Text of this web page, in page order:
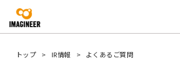
トップ IR情報 よくあるご質問